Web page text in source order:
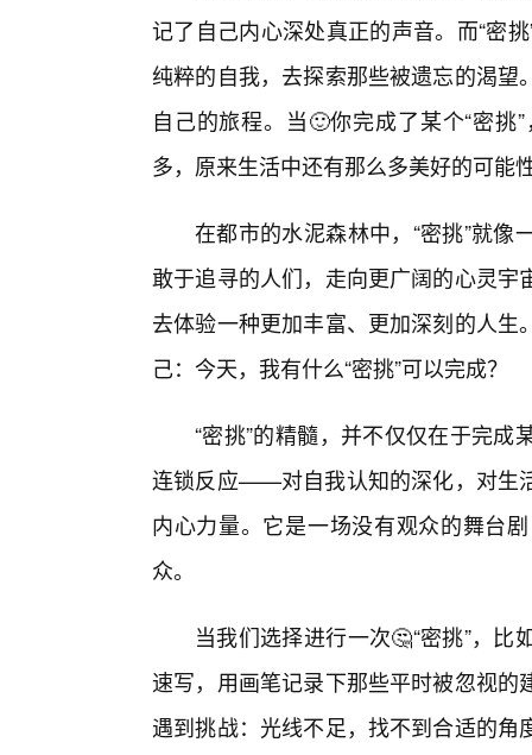
记了自己内心深处真正的声音。而“密
纯粹的自我，去探索那些被遗忘的渴
自己的旅程。当🙂你完成了某个“密
多，原来生活中还有那么多美好的可能
在都市的水泥森林中，“密挑”就
敢于追寻的人们，走向更广阔的心灵
去体验一种更加丰富、更加深刻的人
己：今天，我有什么“密挑”可以完成？
“密挑”的精髓，并不仅仅在于完
连锁反应——对自我认知的深化，对生
内心力量。它是一场没有观众的舞台
众。
当我们选择进行一次🤔“密挑”，
速写，用画笔记录下那些平时被忽视
遇到挑战：光线不足，找不到合适的